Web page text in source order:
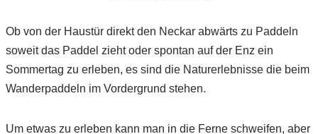
Ob von der Haustür direkt den Neckar abwärts zu Paddeln
soweit das Paddel zieht oder spontan auf der Enz ein
Sommertag zu erleben, es sind die Naturerlebnisse die beim
Wanderpaddeln im Vordergrund stehen.
Um etwas zu erleben kann man in die Ferne schweifen, aber